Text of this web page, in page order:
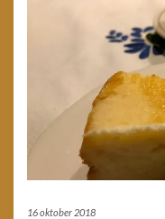
16 oktober 2018